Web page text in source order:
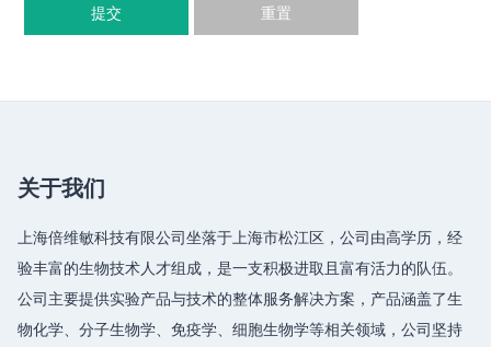
提交 重置
关于我们
上海倍维敏科技有限公司坐落于上海市松江区，公司由高学历，经
验丰富的生物技术人才组成，是一支积极进取且富有活力的队伍。
公司主要提供实验产品与技术的整体服务解决方案，产品涵盖了生
物化学、分子生物学、免疫学、细胞生物学等相关领域，公司坚持